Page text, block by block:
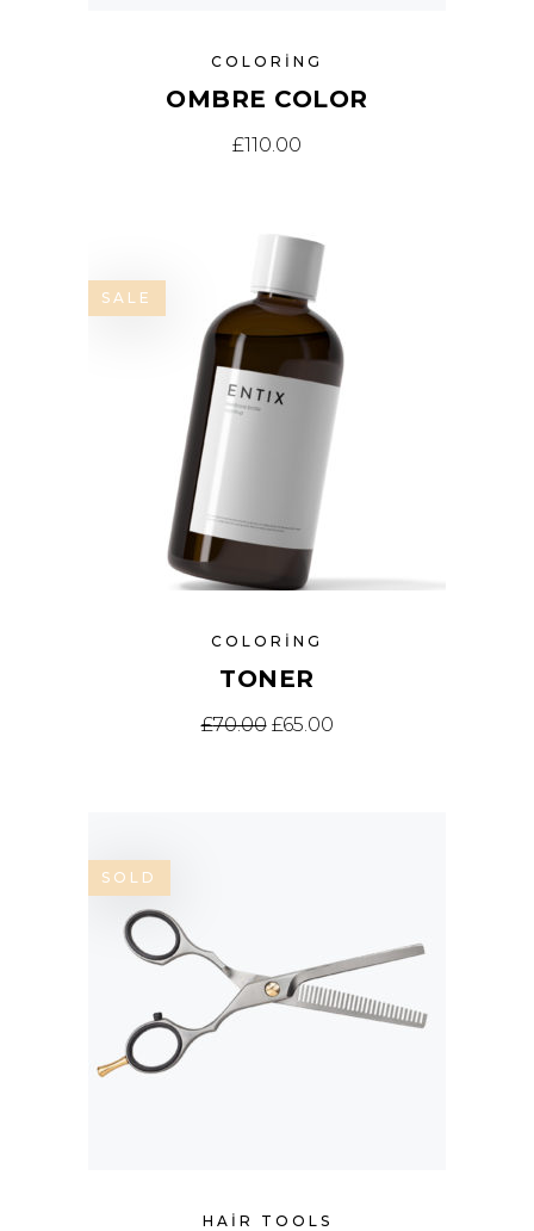
COLORING
OMBRE COLOR
£110.00
SALE
COLORING
TONER
£70.00 £65.00
SOLD
HAIR TOOLS